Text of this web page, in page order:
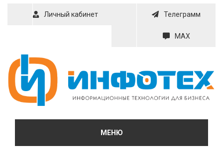
Личный кабинет Телеграмм
MAX
МЕНЮ